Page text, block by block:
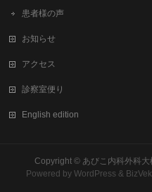
患者様の声
お知らせ
アクセス
診察室便り
English edition
Copyright © あびこ内科外科大
Powered byWordPress &